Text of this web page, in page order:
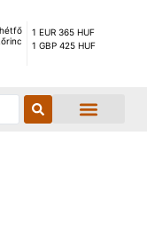
1 EUR 365 HUF
1 GBP 425 HUF